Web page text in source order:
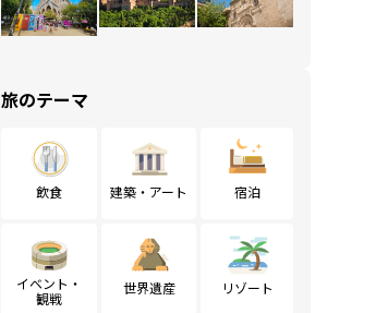
旅のテーマ
飲食 建築・アート 宿泊
イベント・
観戦
世界遺産 リゾート